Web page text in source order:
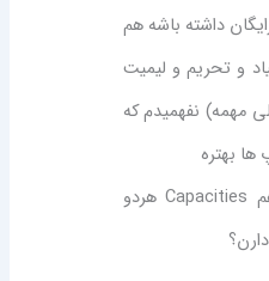
داشته باشه هم
و تحریم و لیمیت
مهمه) نفهمیدم که
بهتره
هم وان نوت و هم Capacities هردو